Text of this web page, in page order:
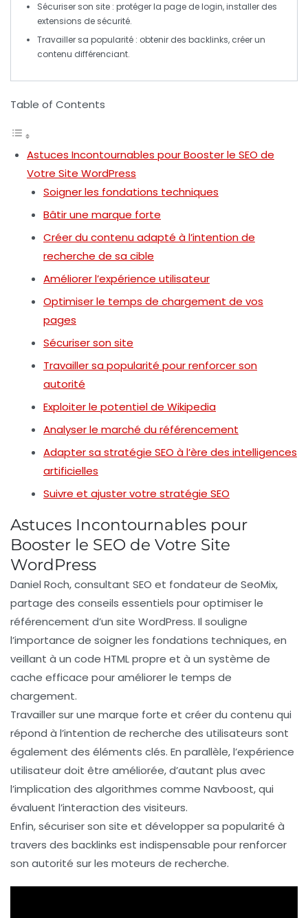
Sécuriser son site : protéger la page de login, installer des
extensions de sécurité.
Travailler sa popularité : obtenir des backlinks, créer un
contenu différenciant.
Table of Contents
Astuces Incontournables pour Booster le SEO de
Votre Site WordPress
Soigner les fondations techniques
Bâtir une marque forte
Créer du contenu adapté à l’intention de
recherche de sa cible
Améliorer l’expérience utilisateur
Optimiser le temps de chargement de vos
pages
Sécuriser son site
Travailler sa popularité pour renforcer son
autorité
Exploiter le potentiel de Wikipedia
Analyser le marché du référencement
Adapter sa stratégie SEO à l’ère des intelligences
artificielles
Suivre et ajuster votre stratégie SEO
Astuces Incontournables pour
Booster le SEO de Votre Site
WordPress
Daniel Roch, consultant SEO et fondateur de SeoMix,
partage des conseils essentiels pour optimiser le
référencement d’un site WordPress. Il souligne
l’importance de soigner les fondations techniques, en
veillant à un code HTMLpropre et à un système de
cache efficace pour améliorer le temps de
chargement.
Travailler sur une marque forte et créer du contenu qui
répond à l’intention de recherche des utilisateurs sont
également des éléments clés. En parallèle, l’expérience
utilisateurdoit être améliorée, d’autant plus avec
l’implication des algorithmes comme Navboost, qui
évaluent l’interaction des visiteurs.
Enfin, sécuriser son site et développer sa popularité à
travers des backlinks est indispensable pour renforcer
son autorité sur les moteurs de recherche.